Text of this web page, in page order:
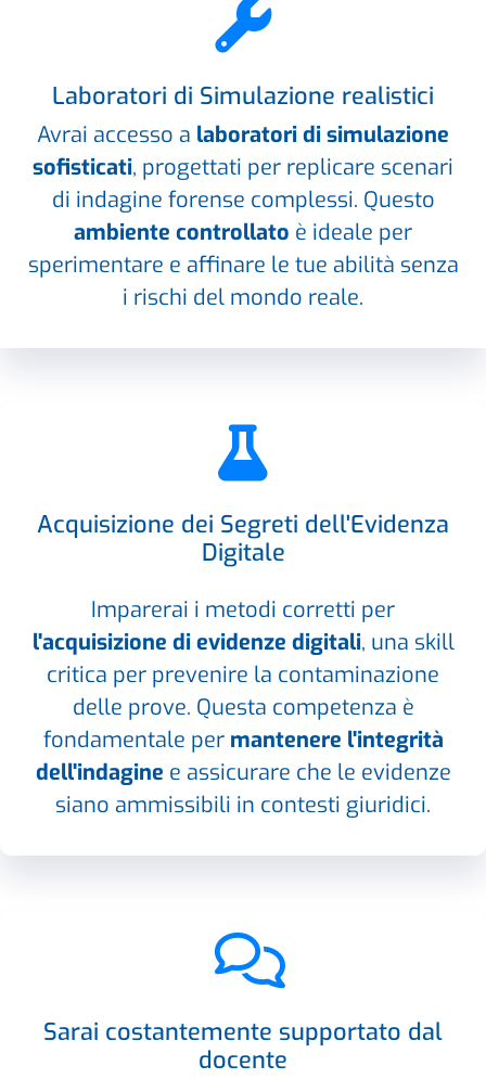
Laboratori di Simulazione realistici
Avrai accesso a laboratori di simulazione
sofisticati, progettati per replicare scenari
di indagine forense complessi. Questo
ambiente controllato è ideale per
sperimentare e affinare le tue abilità senza
i rischi del mondo reale.
Acquisizione dei Segreti dell'Evidenza
Digitale
Imparerai i metodi corretti per
l'acquisizione di evidenze digitali, una skill
critica per prevenire la contaminazione
delle prove. Questa competenza è
fondamentale per mantenere l'integrità
dell'indagine e assicurare che le evidenze
siano ammissibili in contesti giuridici.
Sarai costantemente supportato dal
docente